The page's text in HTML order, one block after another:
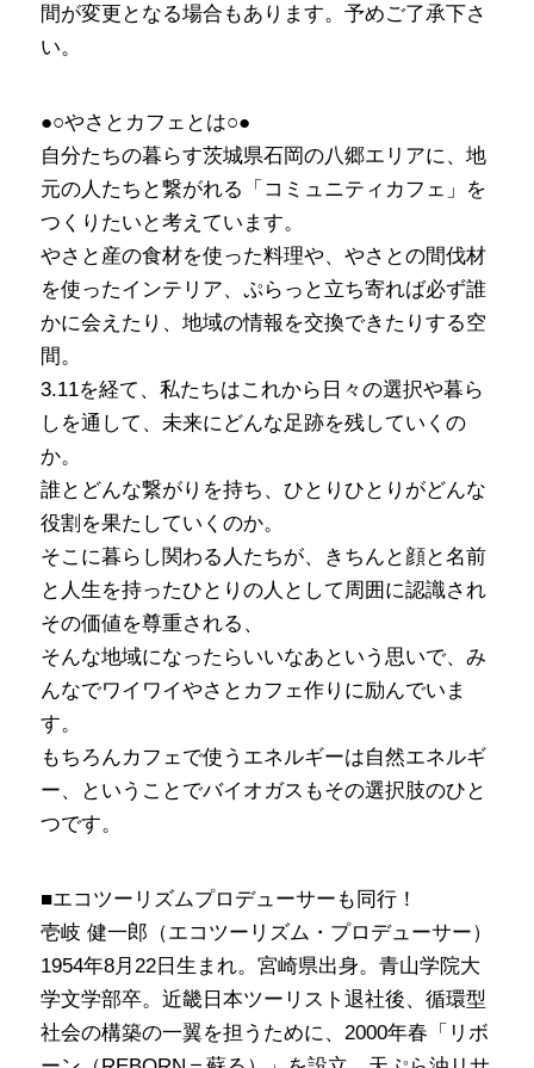
間が変更となる場合もあります。予めご了承下さ
い。
●○やさとカフェとは○●
自分たちの暮らす茨城県石岡の八郷エリアに、地
元の人たちと繋がれる「コミュニティカフェ」を
つくりたいと考えています。
やさと産の食材を使った料理や、やさとの間伐材
を使ったインテリア、ぷらっと立ち寄れば必ず誰
かに会えたり、地域の情報を交換できたりする空
間。
3.11を経て、私たちはこれから日々の選択や暮ら
しを通して、未来にどんな足跡を残していくの
か。
誰とどんな繋がりを持ち、ひとりひとりがどんな
役割を果たしていくのか。
そこに暮らし関わる人たちが、きちんと顔と名前
と人生を持ったひとりの人として周囲に認識され
その価値を尊重される、
そんな地域になったらいいなあという思いで、み
んなでワイワイやさとカフェ作りに励んでいま
す。
もちろんカフェで使うエネルギーは自然エネルギ
ー、ということでバイオガスもその選択肢のひと
つです。
■エコツーリズムプロデューサーも同行！
壱岐 健一郎（エコツーリズム・プロデューサー）
1954年8月22日生まれ。宮崎県出身。青山学院大
学文学部卒。近畿日本ツーリスト退社後、循環型
社会の構築の一翼を担うために、2000年春「リボ